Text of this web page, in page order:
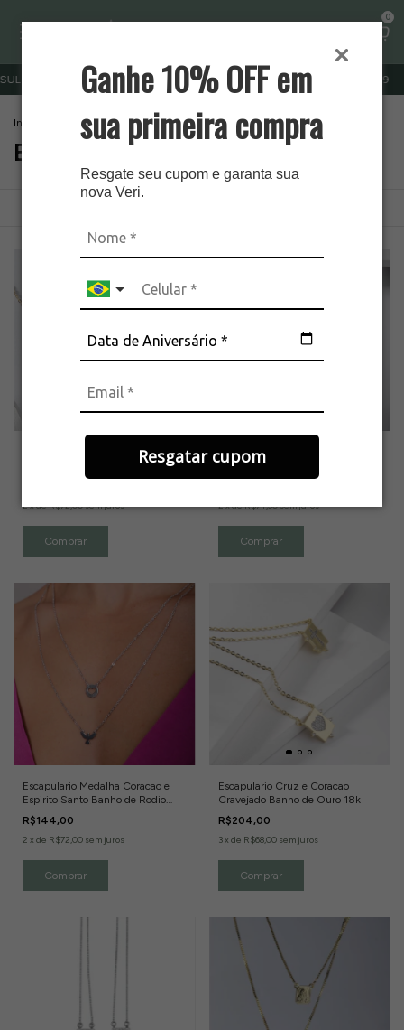
Ganhe 10% OFF em
sua primeira compra
Resgate seu cupom e garanta sua
nova Veri.
Resgatar cupom
0
E SUDESTE FRETE GRÁTIS ACIMA DE R$ 379 | OUTRAS REGIÕES R$ 499
Início Colares . Escapulários
Escapulários
Escapulário Religioso Medalha
Coração e Espirito Santo Dourado
2xdeR$72,00sem juros
Colar Escapulário Coração e Cristo
Banho de Rodio Branco
2xdeR$74,50sem juros
Escapulario Medalha Coracao e
Espirito Santo Banho de Rodio
Branco
R$144,00
2 x de R$72,00 sem juros
Escapulario Cruz e Coracao
Cravejado Banho de Ouro 18k
R$204,00
3x de R$68,00 sem juros